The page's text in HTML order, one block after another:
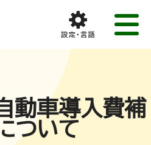
動車導入費補
ついて